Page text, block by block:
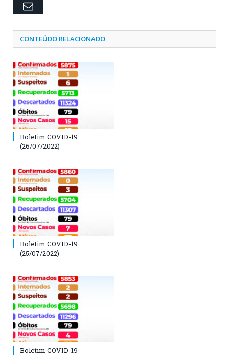
Email
CONTEÚDO RELACIONADO
Boletim COVID-19
(26/07/2022)
Boletim COVID-19
(25/07/2022)
Boletim COVID-19